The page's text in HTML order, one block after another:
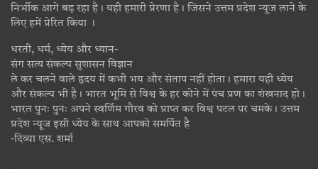
निर्भीक आगे बढ़ रहा है। यही हमारी प्रेरणा है। जिसने उत्तम प्रदेश न्यूज लाने के
लिए हमें प्रेरित किया ।
धरती, धर्म, ध्येय और ध्यान-
संग सत्य संकल्प सुशासन विज्ञान
ले कर चलने वाले हृदय में कभी भय और संताप नहीं होता। हमारा यही ध्येय
और संकल्प भी है। भारत भूमि से विश्व के हर कोने में पंच प्रण का शंखनाद हो।
भारत पुनः पुनः अपने स्वर्णिम गौरव को प्राप्त कर विश्व पटल पर चमके। उत्तम
प्रदेश न्यूज इसी ध्येय के साथ आपको समर्पित है
-दिव्या एस. शर्मा